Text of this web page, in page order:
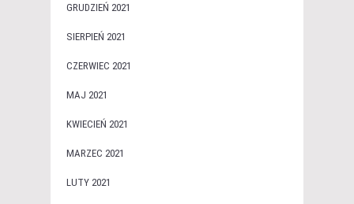
GRUDZIEŃ 2021
SIERPIEŃ 2021
CZERWIEC 2021
MAJ 2021
KWIECIEŃ 2021
MARZEC 2021
LUTY 2021